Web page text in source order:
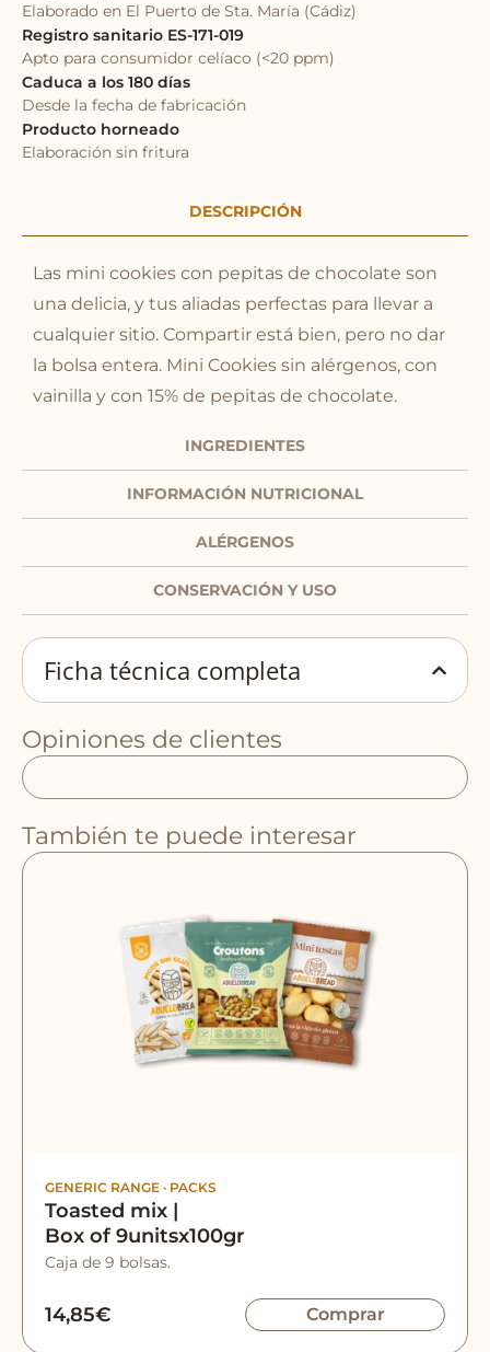
Elaborado en El Puerto de Sta. María (Cádiz)
Registro sanitario ES-171-019
Apto para consumidor celíaco (<20 ppm)
Caduca a los 180 días
Desde la fecha de fabricación
Producto horneado
Elaboración sin fritura
DESCRIPCIÓN
INGREDIENTES
INFORMACIÓN NUTRICIONAL
ALÉRGENOS
CONSERVACIÓN Y USO
Las mini cookies con pepitas de chocolate son
una delicia, y tus aliadas perfectas para llevar a
cualquier sitio. Compartir está bien, pero no dar
la bolsa entera. Mini Cookies sin alérgenos, con
vainilla y con 15% de pepitas de chocolate.
Ficha técnica completa
Opiniones de clientes
También te puede interesar
GENERIC RANGE · PACKS
Toasted mix |
Box of 9unitsx100gr
Caja de 9 bolsas.
14,85€ Comprar